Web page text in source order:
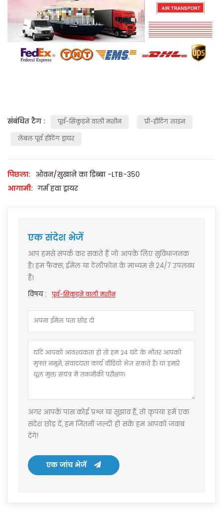
संबंधित टैग : पूर्व-सिकुड़ने वाली मशीन
प्री-हीटिंग लाइन
लेबल पूर्व हीटिंग ड्रायर
पिछला: ओवन/सुखाने का डिब्बा -LTB-350
आगामी: गर्म हवा ड्रायर
एक संदेश भेजें
आप हमसे संपर्क कर सकते हैं जो आपके लिए सुविधाजनक
है। हम फैक्स, ईमेल या टेलीफोन के माध्यम से 24/7 उपलब्ध
हैं।
विषय : पूर्व-सिकुड़ने वाली मशीन
अगर आपके पास कोई प्रश्न या सुझाव हैं, तो कृपया हमें एक
संदेश छोड़ दें, हम जितनी जल्दी हो सके हम आपको जवाब
देंगे!
एक जांच भेजें